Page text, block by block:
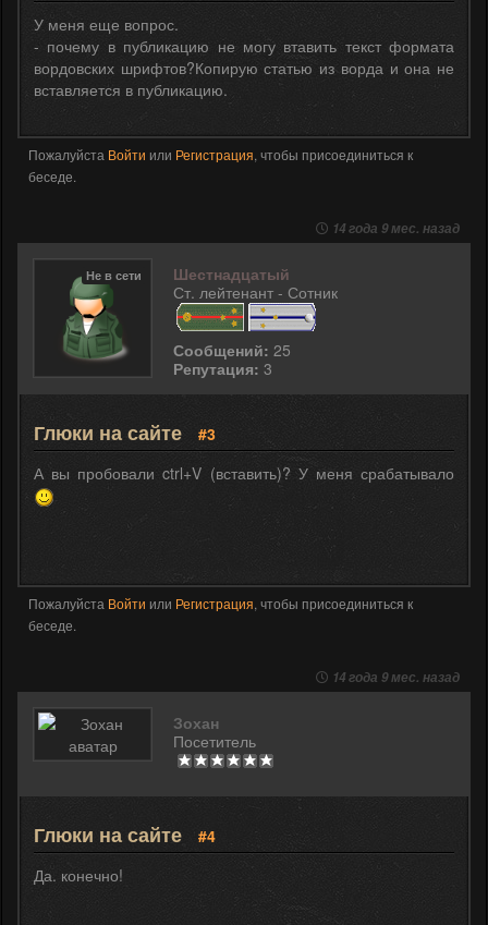
У меня еще вопрос.
- почему в публикацию не могу втавить текст формата
вордовских шрифтов?Копирую статью из ворда и она не
вставляется в публикацию.
Пожалуйста Войти или Регистрация, чтобы присоединиться к
беседе.
14 года 9 мес. назад
Не в сети
Шестнадцатый
Ст. лейтенант - Сотник
Сообщений: 25
Репутация: 3
Глюки на сайте
#3
А вы пробовали ctrl+V (вставить)? У меня срабатывало
Пожалуйста Войти или Регистрация, чтобы присоединиться к
беседе.
14 года 9 мес. назад
Зохан
Посетитель
Глюки на сайте
#4
Да. конечно!